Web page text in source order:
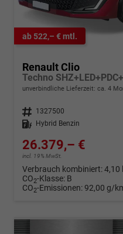
ab 522,– € mtl.
Renault Clio
Techno
unverbindliche Lieferzeit: ca. 4
Fahrzeugnr. 1327500
Kraftstoff
Hybrid Benzin
26.379,– €
incl. 19% MwSt.
Verbrauch kombiniert:4,10
CO2-Klasse: B
CO2-Emissionen:92,00 g/